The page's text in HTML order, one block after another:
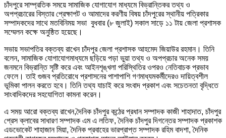
চাঁদপুরে সাম্প্রতিক সময়ে সামাজিক যোগাযোগ মাধ্যমে বিভ্রান্তিকর তথ্য ও
অপপ্রচারের বিস্তার প্রেক্ষাপট ও আমাদের করণীয় বিষয় চাঁদপুরের স্থানীয় পত্রিকার
সম্পাদকদের সাথে মতবিনিময় সভা বুধবার (৮ জুলাই) সকাল সাড়ে ১১ টায় জেলা প্রশাসক
সম্মেলন কক্ষে অনুষ্ঠিত হয়েছে।
সভায় সভাপতির বক্তব্য রাখেন চাঁদপুর জেলা প্রশাসক আহমেদ জিয়াউর রহমান। তিনি
বলেন, সামাজিক যোগাযোগমাধ্যমে ছড়িয়ে পড়া ভুয়া তথ্য ও অপপ্রচার অনেক সময়
জনমনে বিভ্রান্তি সৃষ্টি করে এবং আইনশৃঙ্খলা পরিস্থিতির ওপরও নেতিবাচক প্রভাব
ফেলে। তাই গুজব প্রতিরোধে প্রশাসনের পাশাপাশি গণমাধ্যমকর্মীদেরও দায়িত্বশীল
ভূমিকা পালন করতে হবে। তিনি তথ্য যাচাই করে সংবাদ প্রকাশ এবং সচেতনতা বৃদ্ধিতে
সাংবাদিকদের সহযোগিতা কামনা করেন।
এ সময় আরো বক্তব্য রাখেন,দৈনিক চাঁদপুর কন্ঠের প্রধান সম্পাদক কাজী শাহাদাত, চাঁদপুর
প্রেস ক্লাবের সাধারণ সম্পাদক এম এ লতিফ, দৈনিক চাঁদপুর দিগন্তের সম্পাদক প্রকাশক
এডভোকেট শাহাজান মিয়া, দৈনিক প্রবাহের ভারপ্রাপ্ত সম্পাদক রহিম বাদশা, দৈনিক